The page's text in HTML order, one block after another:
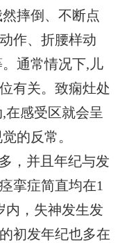
摔倒、不断点
作、折腰样动
通常情况下,儿
有关。致痫灶处
在感受区就会呈
的反常。
，并且年纪与发
挛症简直均在1
内，失神发生发
初发年纪也多在